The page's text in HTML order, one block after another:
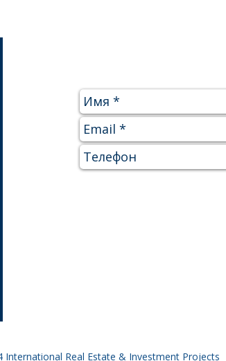
International Real Estate & Investment Projects